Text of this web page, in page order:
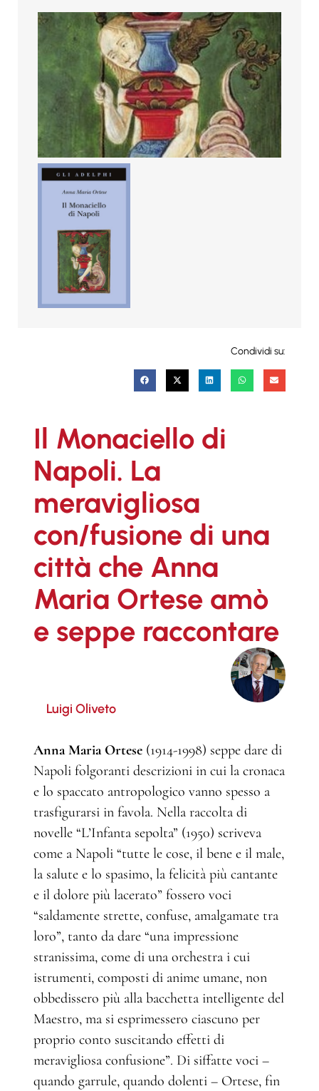
Condividi su:
Il Monaciello di
Napoli. La
meravigliosa
con/fusione di una
città che Anna
Maria Ortese amò
e seppe raccontare
Luigi Oliveto
Anna Maria Ortese (1914-1998) seppe dare di
Napoli folgoranti descrizioni in cui la cronaca
e lo spaccato antropologico vanno spesso a
trasfigurarsi in favola. Nella raccolta di
novelle “L’Infanta sepolta” (1950) scriveva
come a Napoli “tutte le cose, il bene e il male,
la salute e lo spasimo, la felicità più cantante
e il dolore più lacerato” fossero voci
“saldamente strette, confuse, amalgamate tra
loro”, tanto da dare “una impressione
stranissima, come di una orchestra i cui
istrumenti, composti di anime umane, non
obbedissero più alla bacchetta intelligente del
Maestro, ma si esprimessero ciascuno per
proprio conto suscitando effetti di
meravigliosa confusione”. Di siffatte voci –
quando garrule, quando dolenti – Ortese, fin